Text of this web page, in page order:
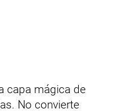
capa mágica de
No convierte